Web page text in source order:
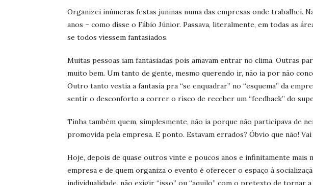
Organizei inúmeras festas juninas numa das empresas onde trabalhei.
anos – como disse o Fábio Júnior. Passava, literalmente, em todas as
se todos viessem fantasiados.
Muitas pessoas iam fantasiadas pois amavam entrar no clima. Outras
muito bem. Um tanto de gente, mesmo querendo ir, não ia por não
Outro tanto vestia a fantasia pra “se enquadrar” no “esquema” da
sentir o desconforto a correr o risco de receber um “feedback” do
Tinha também quem, simplesmente, não ia porque não participava de
promovida pela empresa. E ponto. Estavam errados? Óbvio que não! Vai
Hoje, depois de quase outros vinte e poucos anos e infinitamente mais
empresa e de quem organiza o evento é oferecer o espaço à
individualidade, não exigir “isso” ou “aquilo” com o pretexto de tornar a